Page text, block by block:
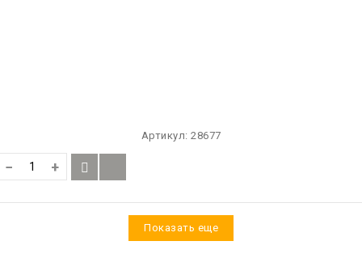
Артикул: 28677
− +
Показать еще